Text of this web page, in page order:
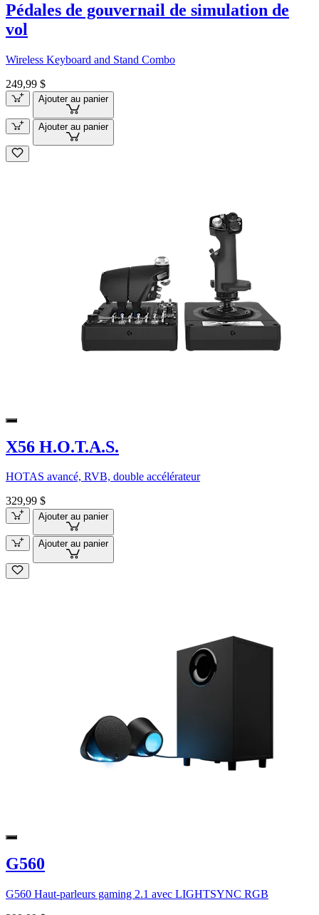
Pédales de gouvernail de simulation de
vol
Wireless Keyboard and Stand Combo
249,99 $
Ajouter au panier
Ajouter au panier
X56 H.O.T.A.S.
HOTAS avancé, RVB, double accélérateur
329,99 $
Ajouter au panier
Ajouter au panier
G560
G560 Haut-parleurs gaming 2.1 avec LIGHTSYNC RGB